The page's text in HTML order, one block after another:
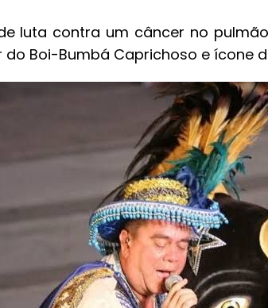
luta contra um câncer no
Boi-Bumbá Caprichoso e ícone